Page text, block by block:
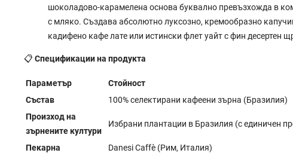
шоколадово-карамелена основа буквално превъзхожда в
с мляко. Създава абсолютно луксозно, кремообразно
кадифено кафе лате или истински флет уайт с фин десертен
📋 Спецификации на продукта
Параметър
Стойност
Състав
100% селектирани кафеени зърна (Бразилия)
Произход на
зърнените култури
Избрани плантации в Бразилия (с единичен
Пекарна Danesi Caffè (Рим, Италия)